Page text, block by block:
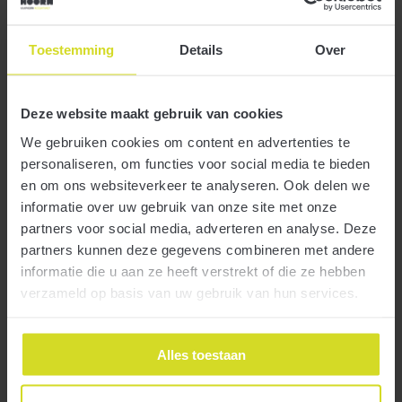
Toestemming Details Over
Deze website maakt gebruik van cookies
We gebruiken cookies om content en advertenties te
personaliseren, om functies voor social media te bieden
en om ons websiteverkeer te analyseren. Ook delen we
informatie over uw gebruik van onze site met onze
partners voor social media, adverteren en analyse. Deze
partners kunnen deze gegevens combineren met andere
informatie die u aan ze heeft verstrekt of die ze hebben
verzameld op basis van uw gebruik van hun services.
Alles toestaan
11 december 2019
Kaap Hoorn Belastingadviseurs B.V. zoekt een enthousiaste
(assistent) belastingadviseur voor de fiscale praktijk. Kantoor: Kaap
Hoorn Belastingadviseurs B.V. Plaats: Hoorn Contact: Coen
Appelman Geplaatst op: 11 december 2019 Functie-omschrijving
team van professionele fiscalisten, veelal direct onder de vennoot
Meer